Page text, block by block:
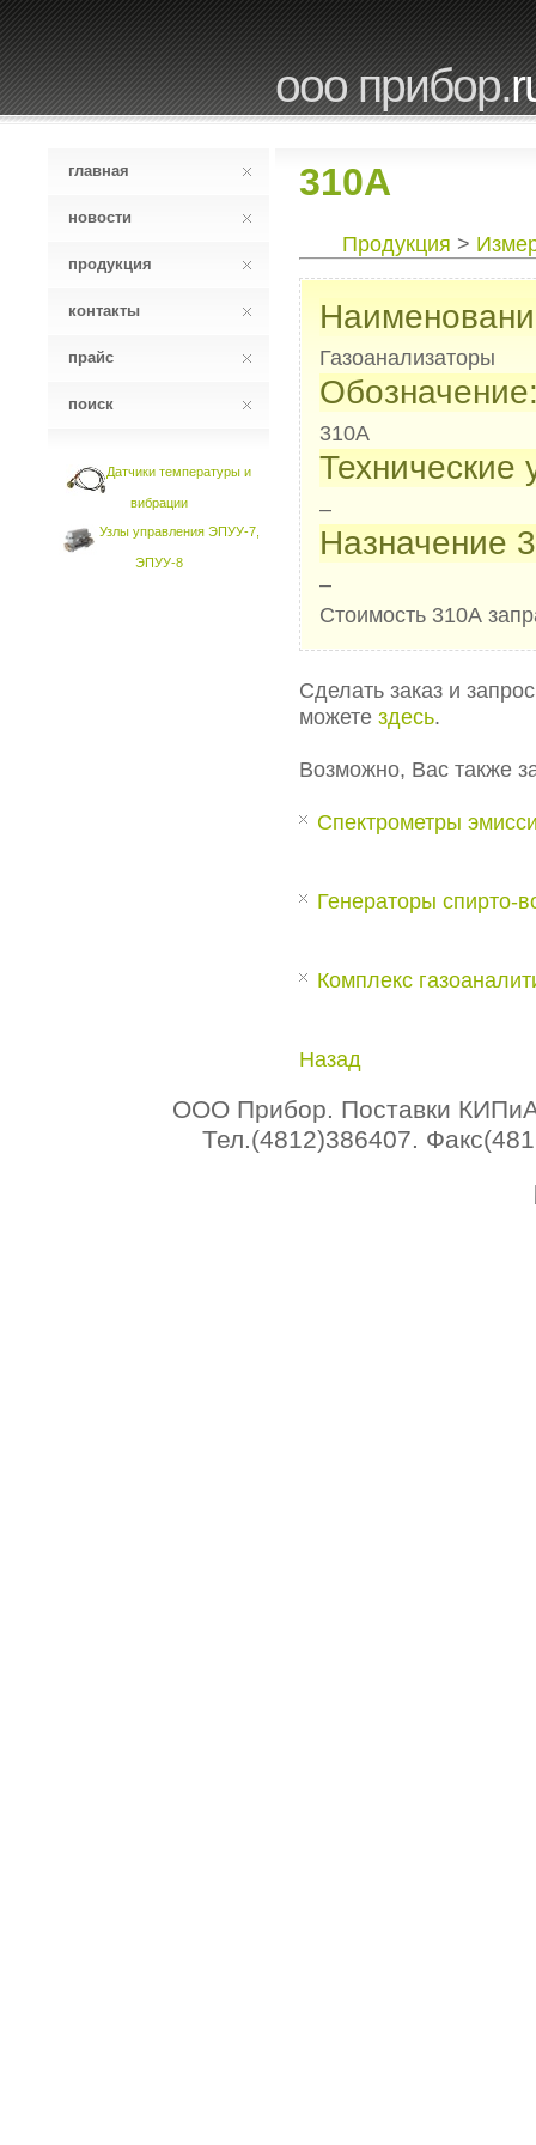
ооо прибор.
главная
новости
продукция
контакты
прайс
поиск
Датчики температуры и
вибрации
Узлы управления ЭПУУ-7,
ЭПУУ-8
310А
Продукция >
Газоанализаторы
310А
Технические
–
Назначение
–
Стоимость 310А
Сделать заказ и
можете здесь.
Возможно, Вас также
Спектрометры
Генераторы
Комплекс
Назад
ООО Прибор. Поставки КИПиА
Тел.(4812)386407.